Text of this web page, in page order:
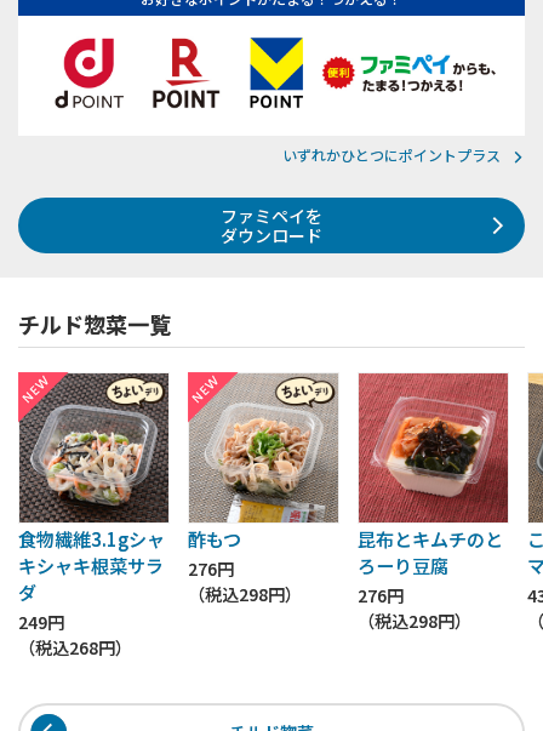
いずれかひとつにポイントプラス
ファミペイを
ダウンロード
チルド惣菜一覧
食物繊維3.1gシャ
キシャキ根菜サラ
ダ
249円
（税込268円）
酢もつ
276円
（税込298円）
昆布とキムチのと
ろーり豆腐
276円
（税込298円）